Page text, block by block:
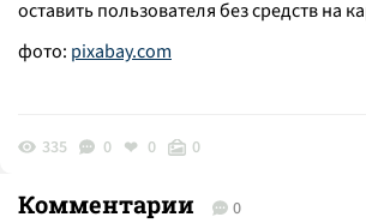
оставить пользователя без средств на
фото: pixabay.com
335 0 0 0
Комментарии 0